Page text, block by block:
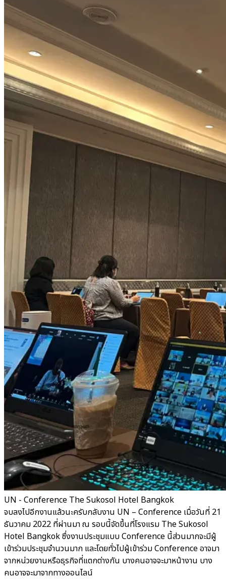
UN - Conference The Sukosol Hotel Bangkok
จบลงไปอีกงานแล้วนะครับกลับงาน UN – Conference เมื่อวันที่ 21
ธันวาคม 2022 ที่ผ่านมา ณ รอบนี้จัดขึ้นที่โรงแรม The Sukosol
Hotel Bangkok ซึ่งงานประชุมแบบ Conference นี้ส่วนมากจะมีผู้
เข้าร่วมประชุมจำนวนมาก และโดยทั่วไปผู้เข้าร่วม Conference อาจมา
จากหน่วยงานหรือธุรกิจที่แตกต่างกัน บางคนอาจจะมาหน้างาน บาง
คนอาจจะมาจากทางออนไลน์